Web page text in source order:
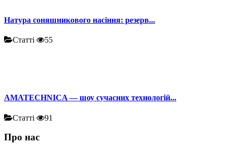
Натура соняшникового насіння: резерв...
Статті 55
AMATECHNICA — шоу сучасних технологій...
Статті 91
Про нас